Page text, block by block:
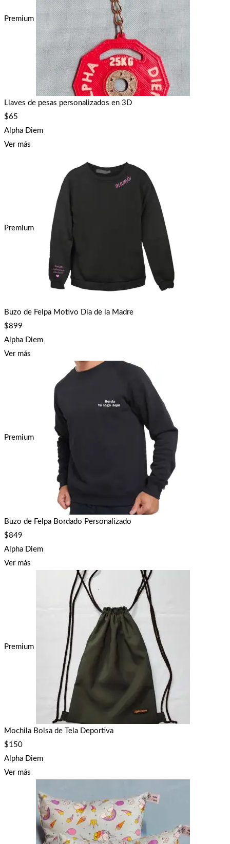
Premium
Llaves de pesas personalizados en 3D
$65
Alpha Diem
Ver más
Premium
Buzo de Felpa Motivo Dia de la Madre
$899
Alpha Diem
Ver más
Premium
Buzo de Felpa Bordado Personalizado
$849
Alpha Diem
Ver más
Premium
Mochila Bolsa de Tela Deportiva
$150
Alpha Diem
Ver más